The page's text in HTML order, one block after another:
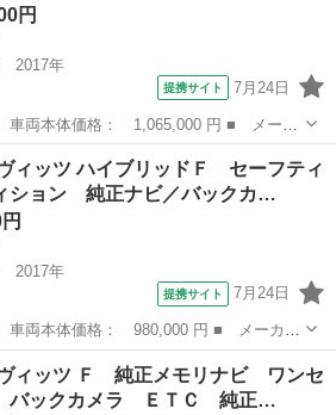
円
2017年
提携サイト 7月24日
ヴィッツ ■ グレード名： ハイブリ
ジ 社外ナビゲーション／バックカメラ
ツ
ヴィッツ ハイブリッドＦ セーフティ
ション 純正ナビ／バックカ…
2017年
提携サイト 7月24日
ィッツ ■ グレード名： ハイブリッ
ョン 純正ナビ／バックカメラ／ＥＴＣ
ツ
ヴィッツ Ｆ 純正メモリナビ ワンセ
バックカメラ ＥＴＣ 純正…